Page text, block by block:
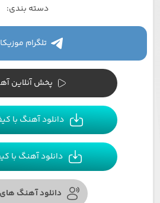
دسته بندی:
تلگرام
پخش آنلاین
دانلود آهنگ با
دانلود آهنگ با
دانلود آهنگ